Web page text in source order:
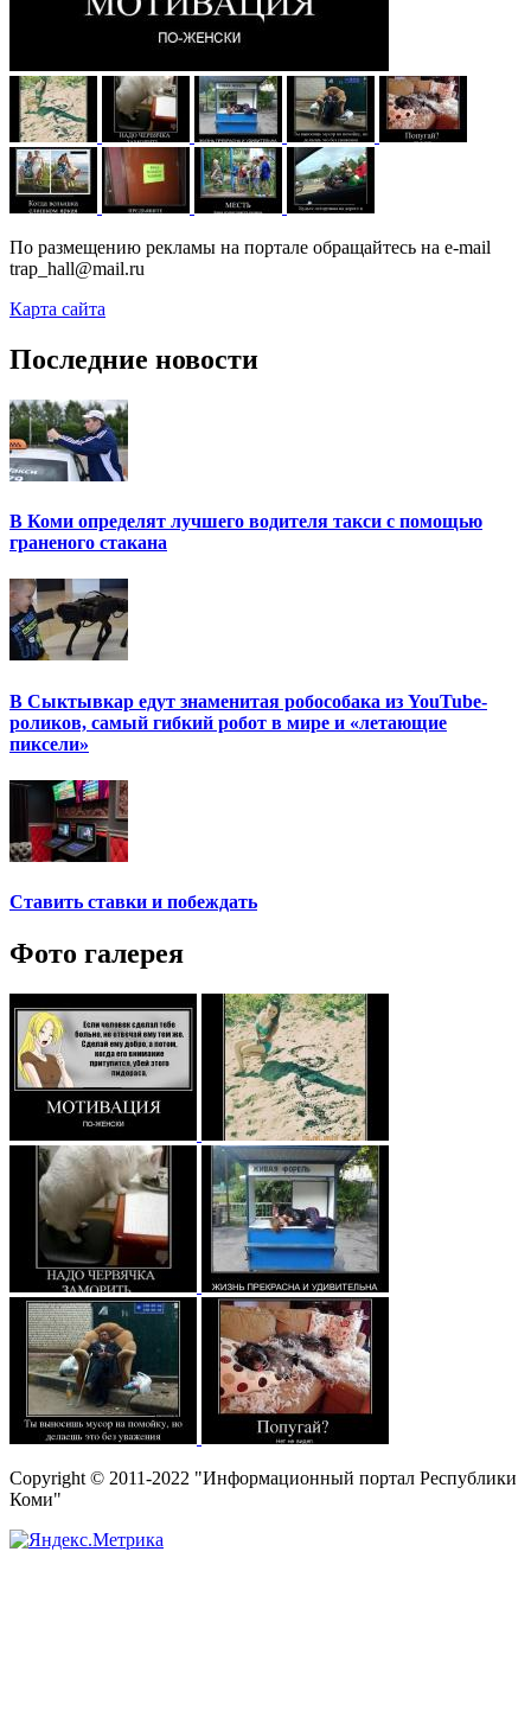
По размещению рекламы на портале обращайтесь на e-mail
trap_hall@mail.ru
Карта сайта
Последние новости
В Коми определят лучшего водителя такси с помощью
граненого стакана
В Сыктывкар едут знаменитая робособака из YouTube-
роликов, самый гибкий робот в мире и «летающие
пиксели»
Ставить ставки и побеждать
Фото галерея
Copyright © 2011-2022 "Информационный портал Республики
Коми"